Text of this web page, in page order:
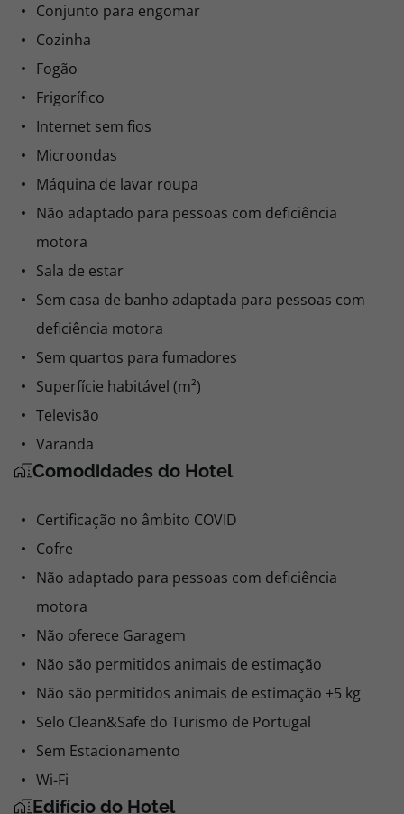
Conjunto para engomar
Cozinha
Fogão
Frigorífico
Internet sem fios
Microondas
Máquina de lavar roupa
Não adaptado para pessoas com deficiência
motora
Sala de estar
Sem casa de banho adaptada para pessoas com
deficiência motora
Sem quartos para fumadores
Superfície habitável (m²)
Televisão
Varanda
Comodidades do Hotel
Certificação no âmbito COVID
Cofre
Não adaptado para pessoas com deficiência
motora
Não oferece Garagem
Não são permitidos animais de estimação
Não são permitidos animais de estimação +5 kg
Selo Clean&Safe do Turismo de Portugal
Sem Estacionamento
Wi-Fi
Edifício do Hotel